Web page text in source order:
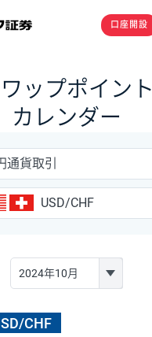
口座開設
ップポイント
カレンダー
通貨取引
USD/CHF
CHF